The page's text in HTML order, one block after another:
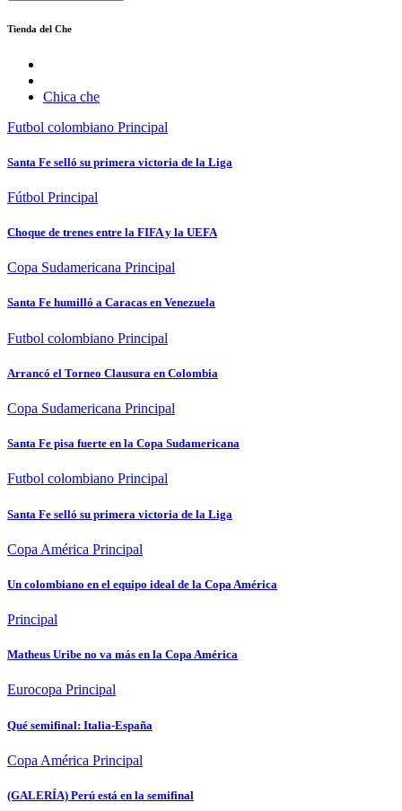
Tienda del Che
Chica che
Futbol colombiano Principal
Santa Fe selló su primera victoria de la Liga
Fútbol Principal
Choque de trenes entre la FIFA y la UEFA
Copa Sudamericana Principal
Santa Fe humilló a Caracas en Venezuela
Futbol colombiano Principal
Arrancó el Torneo Clausura en Colombia
Copa Sudamericana Principal
Santa Fe pisa fuerte en la Copa Sudamericana
Futbol colombiano Principal
Santa Fe selló su primera victoria de la Liga
Copa América Principal
Un colombiano en el equipo ideal de la Copa América
Principal
Matheus Uribe no va más en la Copa América
Eurocopa Principal
Qué semifinal: Italia-España
Copa América Principal
(GALERÍA) Perú está en la semifinal